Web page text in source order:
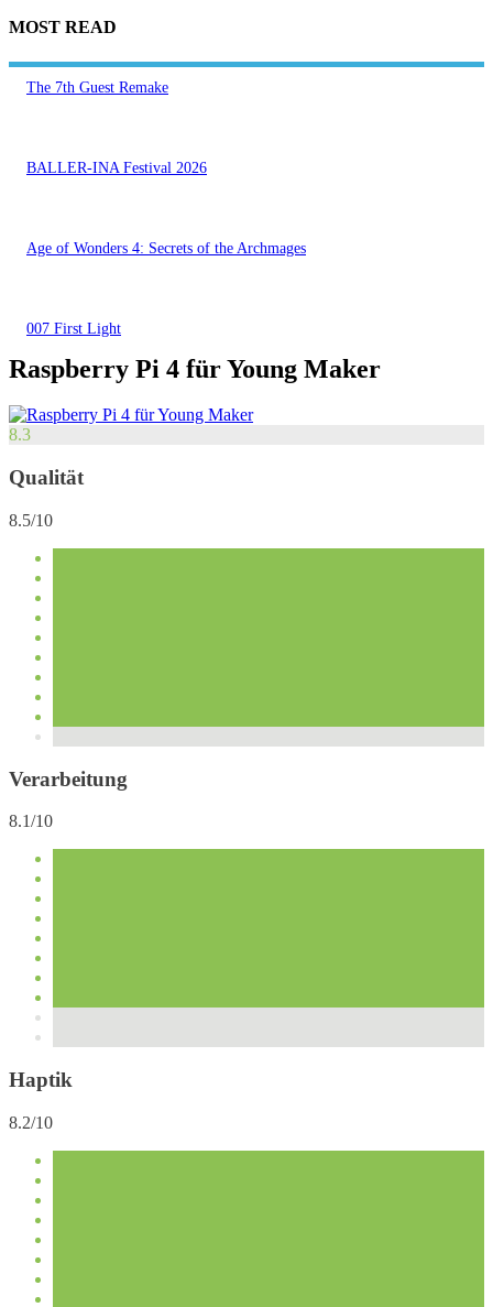
MOST READ
The 7th Guest Remake
BALLER-INA Festival 2026
Age of Wonders 4: Secrets of the Archmages
007 First Light
Raspberry Pi 4 für Young Maker
8.3
Qualität
8.5/10
Verarbeitung
8.1/10
Haptik
8.2/10